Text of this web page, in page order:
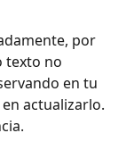
por
texto no
en tu
actualizarlo.